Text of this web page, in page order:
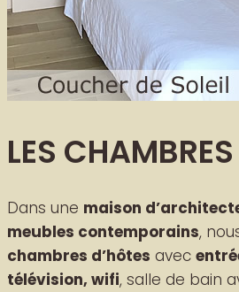
LES CHAMBRES
Dans une maison
meubles contemporains,
chambres d’hôtes avec
télévision, wifi, salle de bain